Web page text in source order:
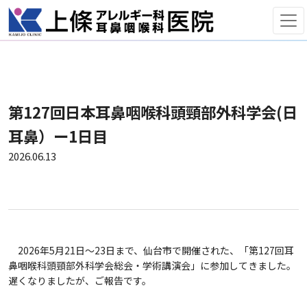
第127回日本耳鼻咽喉科頭頸部外科学会(日
耳鼻）ー1日目
2026.06.13
2026年5月21日～23日まで、仙台市で開催された、「第127回耳
鼻咽喉科頭頸部外科学会総会・学術講演会」に参加してきました。
遅くなりましたが、ご報告です。